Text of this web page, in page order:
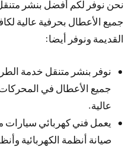
نحن نوفر لكم أفضل بنشر
جميع الأعطال بحرفية عالية
القديمة ونوفر أيضا:
نوفر بنشر متنقل خدمة
جميع الأعطال في
عالية.
يعمل فني كهربائي سيارات
صيانة أنظمة الكهربائية